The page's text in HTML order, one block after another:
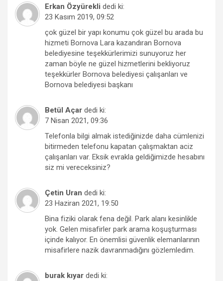
Erkan Özyürekli dedi ki:
23 Kasım 2019, 09:52
çok güzel bir yapı konumu çok güzel bu arada bu
hizmeti Bornova Lara kazandıran Bornova
belediyesine teşekkürlerimizi sunuyoruz her
zaman böyle ne güzel hizmetlerini bekliyoruz
teşekkürler Bornova belediyesi çalışanları ve
Bornova belediyesi başkanı
Betül Açar dedi ki:
7 Nisan 2021, 09:36
Telefonla bilgi almak istediğinizde daha cümlenizi
bitirmeden telefonu kapatan çalışmaktan aciz
çalışanları var. Eksik evrakla geldiğimizde hesabını
siz mi vereceksiniz?
Çetin Uran dedi ki:
23 Haziran 2021, 19:50
Bina fiziki olarak fena değil. Park alanı kesinlikle
yok. Gelen misafirler park arama koşuşturması
içinde kalıyor. En önemlisi güvenlik elemanlarının
misafirlere nazik davranmadığını gözlemledim.
burak kıyar dedi ki: